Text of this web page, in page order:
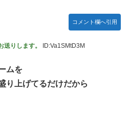
コメント欄へ引用
りします。 ID:Va1SMtD3M
ムを
り上げてるだけだから